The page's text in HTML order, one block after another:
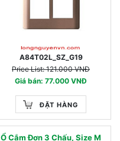
A84T02L_SZ_G19
Price List: 121.000 VNĐ
Giá bán: 77.000 VNĐ
ĐẶT HÀNG
Ổ Cắm Đơn 3 Chấu, Size M